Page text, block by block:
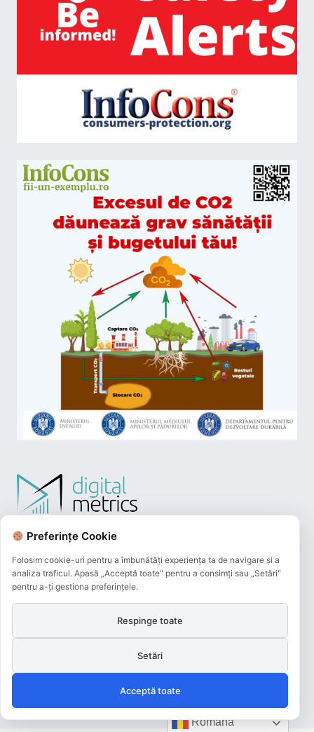
și beneficiază de 3D-Secure.
Română
Preferințe Cookie
Folosim cookie-uri pentru a îmbunătăți experiența ta de navigare și a
analiza traficul. Apasă „Acceptă toate" pentru a consimți sau „Setări"
pentru a-ți gestiona preferințele.
Respinge toate
Setări
Acceptă toate